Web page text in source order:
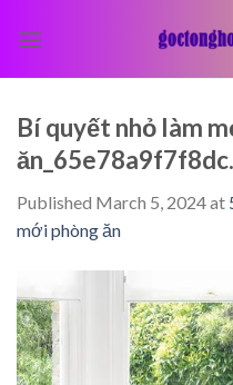
Bí quyết nhỏ làm
Published March 5, 2024at
mới phòng ăn